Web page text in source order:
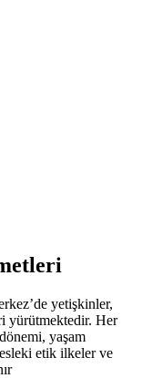
yetişkinler,
yürütmektedir. Her
yaşam
etik ilkeler ve